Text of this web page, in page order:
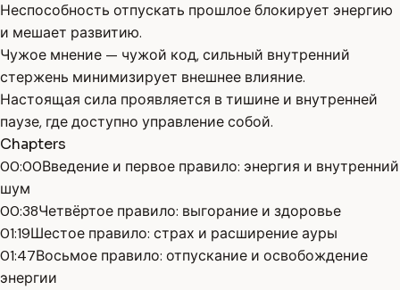
Неспособность отпускать прошлое блокирует энергию
и мешает развитию.
Чужое мнение — чужой код, сильный внутренний
стержень минимизирует внешнее влияние.
Настоящая сила проявляется в тишине и внутренней
паузе, где доступно управление собой.
Chapters
00:00Введение и первое правило: энергия и внутренний
шум
00:38Четвёртое правило: выгорание и здоровье
01:19Шестое правило: страх и расширение ауры
01:47Восьмое правило: отпускание и освобождение
энергии